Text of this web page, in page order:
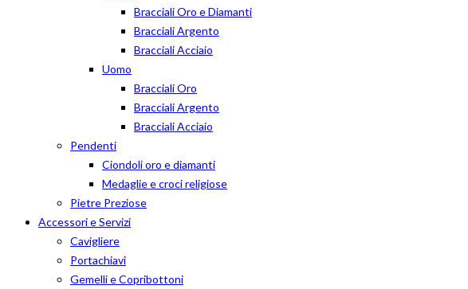
Bracciali Oro e Diamanti
Bracciali Argento
Bracciali Acciaio
Uomo
Bracciali Oro
Bracciali Argento
Bracciali Acciaio
Pendenti
Ciondoli oro e diamanti
Medaglie e croci religiose
Pietre Preziose
Accessori e Servizi
Cavigliere
Portachiavi
Gemelli e Copribottoni